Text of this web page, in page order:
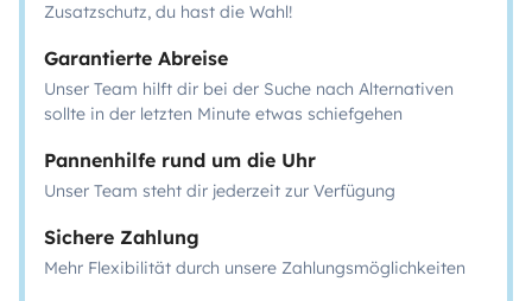
Zusatzschutz, du hast die Wahl!
Garantierte Abreise
Unser Team hilft dir bei der Suche nach Alternativen
sollte in der letzten Minute etwas schiefgehen
Pannenhilfe rund um die Uhr
Unser Team steht dir jederzeit zur Verfügung
Sichere Zahlung
Mehr Flexibilität durch unsere Zahlungsmöglichkeiten